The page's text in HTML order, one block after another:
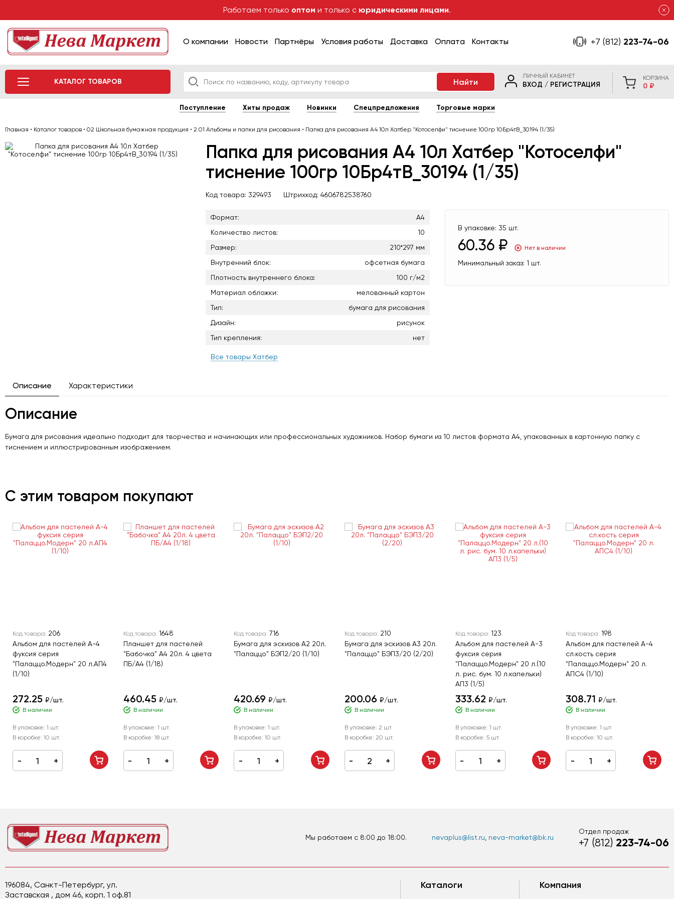
Работаем только оптом и только с юридическими лицами.
О компании Новости Партнёры Условия работы Доставка Оплата Контакты +7 (812) 223-74-06
КАТАЛОГ ТОВАРОВ
ЛИЧНЫЙ КАБИНЕТ
ВХОД / РЕГИСТРАЦИЯ
КОРЗИНА
0 ₽
Поступление Хиты продаж Новинки Спецпредложения Торговые марки
Главная • Каталог товаров • 02 Школьная бумажная продукция • 2.01 Альбомы и папки для рисования • Папка для рисования А4 10л Хатбер "Котоселфи" тиснение 100гр 10Бр4тВ_30194 (1/35)
Папка для рисования А4 10л Хатбер "Котоселфи"
тиснение 100гр 10Бр4тВ_30194 (1/35)
Код товара: 329493 Штрихкод: 4606782538760
В упаковке: 35 шт.
60.36 ₽ Нет в наличии
Минимальный заказ: 1 шт.
Формат:
А4
Количество листов:
10
Размер:
210*297 мм
Внутренний блок:
офсетная бумага
Плотность внутреннего блока:
100 г/м2
Материал обложки:
мелованный картон
Тип:
бумага для рисования
Дизайн:
рисунок
Тип крепления:
нет
Все товары Хатбер
Описание Характеристики
Описание
Бумага для рисования идеально подходит для творчества и начинающих или профессиональных художников. Набор бумаги из 10 листов формата А4, упакованных в картонную папку с
тиснением и иллюстрированным изображением.
С этим товаром покупают
Код товара: 206
Альбом для пастелей А-4
фуксия серия
"Палаццо.Модерн" 20 л.АП4
(1/10)
272.25 ₽/шт.
В наличии
В упаковке: 1 шт.
В коробке: 10 шт.
Код товара: 1648
Планшет для пастелей
"Бабочка" А4 20л. 4 цвета
ПБ/А4 (1/18)
460.45 ₽/шт.
В наличии
В упаковке: 1 шт.
В коробке: 18 шт.
Код товара: 716
Бумага для эскизов А2 20л.
"Палаццо" БЭП2/20 (1/10)
420.69₽/шт.
В наличии
В упаковке:1 шт.
В коробке:10 шт.
Код товара: 210
Бумага для эскизов А3 20л.
"Палаццо" БЭП3/20 (2/20)
200.06 ₽/шт.
В наличии
В упаковке: 2 шт.
В коробке: 20 шт.
Код товара: 123
Альбом для пастелей А-3
фуксия серия
"Палаццо.Модерн" 20 л.(10
л. рис. бум. 10 л.капельки)
АП3 (1/5)
333.62 ₽/шт.
В наличии
В упаковке: 1 шт.
В коробке: 5 шт.
Код товара:198
Альбом для пастелей А-4
сл.кость серия
"Палаццо.Модерн" 20 л.
АПС4 (1/10)
308.71₽/шт.
В наличии
В упаковке:1 шт.
В коробке:10 шт.
Отдел продаж
+7 (812) 223-74-06
nevaplus@list.ru neva-market@bk.ru
Мы работаем c 8:00 до 18:00.
196084, Санкт-Петербург, ул.
Заставская , дом 46, корп. 1 оф.81
Компания
Каталоги